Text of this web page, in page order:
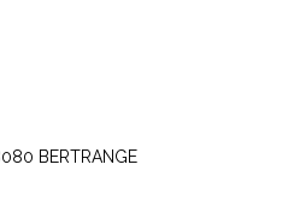
BERTRANGE